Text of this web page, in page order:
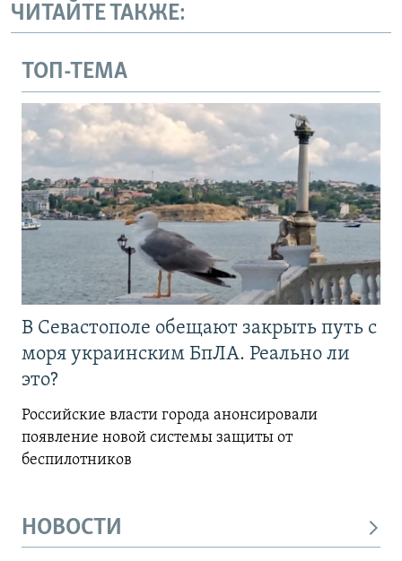
ЧИТАЙТЕ ТАКЖЕ:
ТОП-ТЕМА
В Севастополе обещают закрыть путь с
моря украинским БпЛА. Реально ли
это?
Российские власти города анонсировали
появление новой системы защиты от
беспилотников
НОВОСТИ